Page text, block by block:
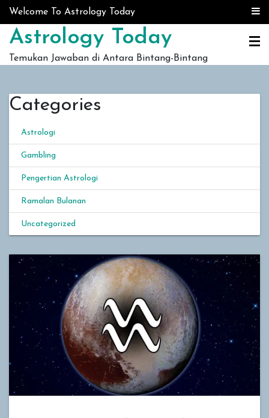
Skip to content
Welcome To Astrology Today
Astrology Today
Temukan Jawaban di Antara Bintang-Bintang
Categories
Astrologi
Gambling
Pengertian Astrologi
Ramalan Bulanan
Uncategorized